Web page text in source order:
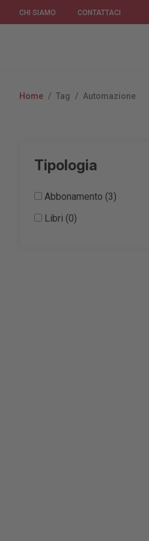
CHI SIAMO CONTATTACI
Home / Tag / Automazione
Tipologia
Abbonamento (3)
Libri (0)